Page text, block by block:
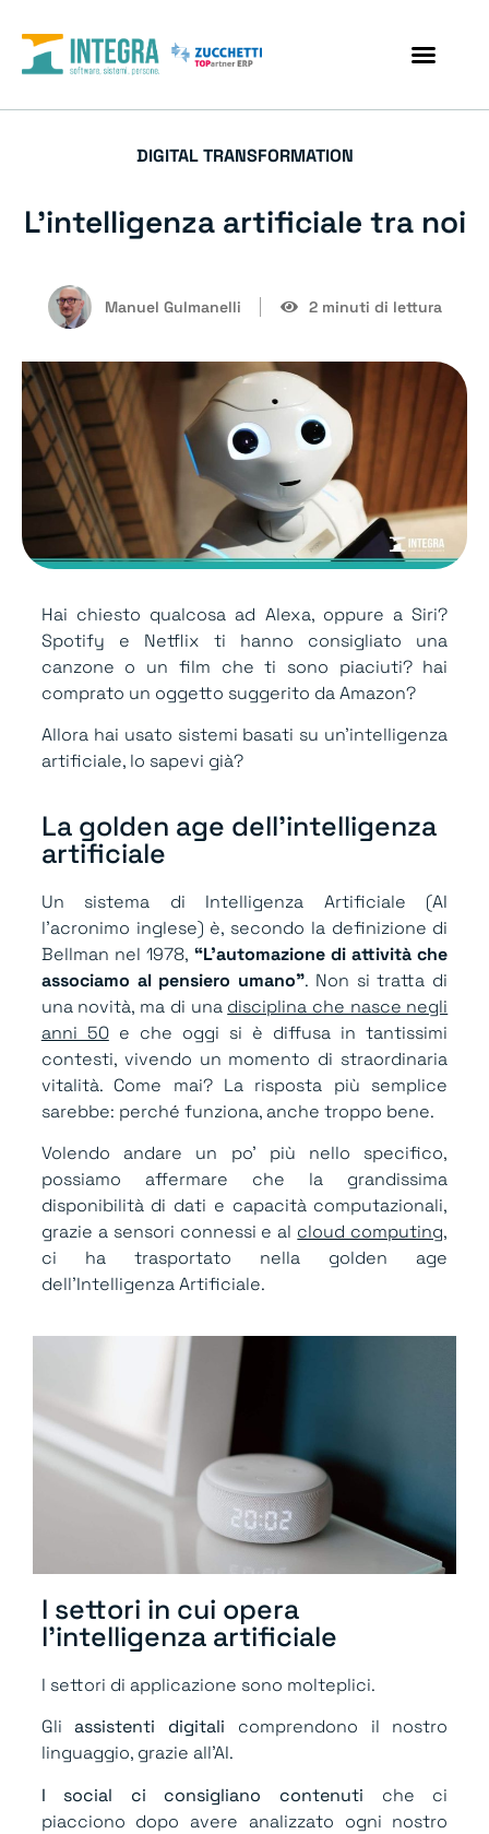
DIGITAL TRANSFORMATION
L’intelligenza artificiale tra noi
Manuel Gulmanelli 2 minuti di lettura
Hai chiesto qualcosa ad Alexa, oppure a Siri?
Spotify e Netflix ti hanno consigliato una
canzone o un film che ti sono piaciuti? hai
comprato un oggetto suggerito da Amazon?
Allora hai usato sistemi basati su un’intelligenza
artificiale, lo sapevi già?
La golden age dell'intelligenza
artificiale​
Un sistema di Intelligenza Artificiale (AI
l’acronimo inglese) è, secondo la definizione di
Bellman nel 1978, “L’automazione di attività che
associamo al pensiero umano”. Non si tratta di
una novità, ma di una disciplina che nasce negli
anni 50e che oggi si è diffusa in tantissimi
contesti, vivendo un momento di straordinaria
vitalità. Come mai? La risposta più semplice
sarebbe: perché funziona, anche troppo bene.
Volendo andare un po’ più nello specifico,
possiamo affermare che la grandissima
disponibilità di dati e capacità computazionali,
grazie a sensori connessi e al cloud computing,
ci ha trasportato nella golden age
dell’Intelligenza Artificiale.
I settori in cui opera
l'intelligenza artificiale​
I settori di applicazione sono molteplici.
Gliassistenti digitali comprendono il nostro
linguaggio, grazie all’AI.
I social ci consigliano contenuti che ci
piacciono dopo avere analizzato ogni nostro